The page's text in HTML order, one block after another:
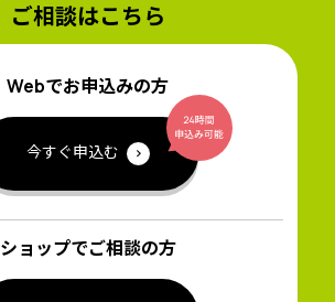
ご相談はこちら
Webでお申込みの方
今すぐ申込む
ショップでご相談の方